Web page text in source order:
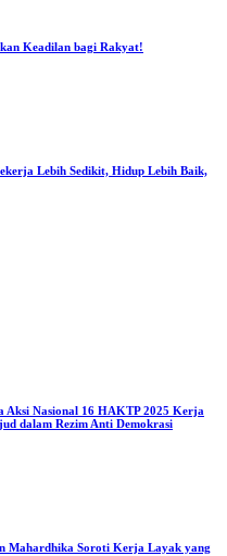
Keadilan bagi Rakyat!
Lebih Sedikit, Hidup Lebih Baik,
Aksi Nasional 16 HAKTP 2025 Kerja
dalam Rezim Anti Demokrasi
Mahardhika Soroti Kerja Layak yang